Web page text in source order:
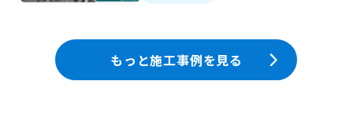
もっと施工事例を見る